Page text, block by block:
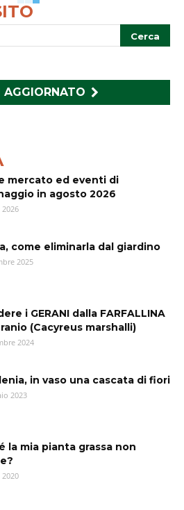
AGGIORNATO
mercato ed eventi di
in agosto 2026
come eliminarla dal giardino
2025
i GERANI dalla FARFALLINA
(Cacyreus marshalli)
2024
in vaso una cascata di fiori
2023
la mia pianta grassa non